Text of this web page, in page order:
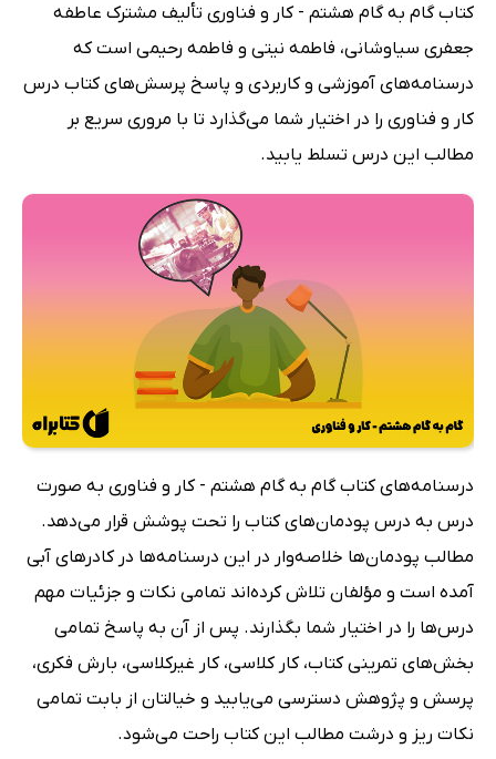
کتاب گام به گام هشتم - کار و فناوری تألیف مشترک عاطفه
جعفری سیاوشانی، فاطمه نیتی و فاطمه رحیمی است که
درسنامه‌های آموزشی و کاربردی و پاسخ پرسش‌های کتاب درس
کار و فناوری را در اختیار شما می‌گذارد تا با مروری سریع بر
مطالب این درس تسلط یابید.
درسنامه‌های کتاب گام به گام هشتم - کار و فناوری به صورت
درس به درس پودمان‌های کتاب را تحت پوشش قرار می‌دهد.
مطالب پودمان‌ها خلاصه‌وار در این درسنامه‌ها در کادرهای آبی
آمده است و مؤلفان تلاش کرده‌اند تمامی نکات و جزئیات مهم
درس‌ها را در اختیار شما بگذارند. پس از آن به پاسخ تمامی
بخش‌های تمرینی کتاب، کار کلاسی، کار غیرکلاسی، بارش فکری،
پرسش و پژوهش دسترسی می‌یابید و خیالتان از بابت تمامی
نکات ریز و درشت مطالب این کتاب راحت می‌شود.